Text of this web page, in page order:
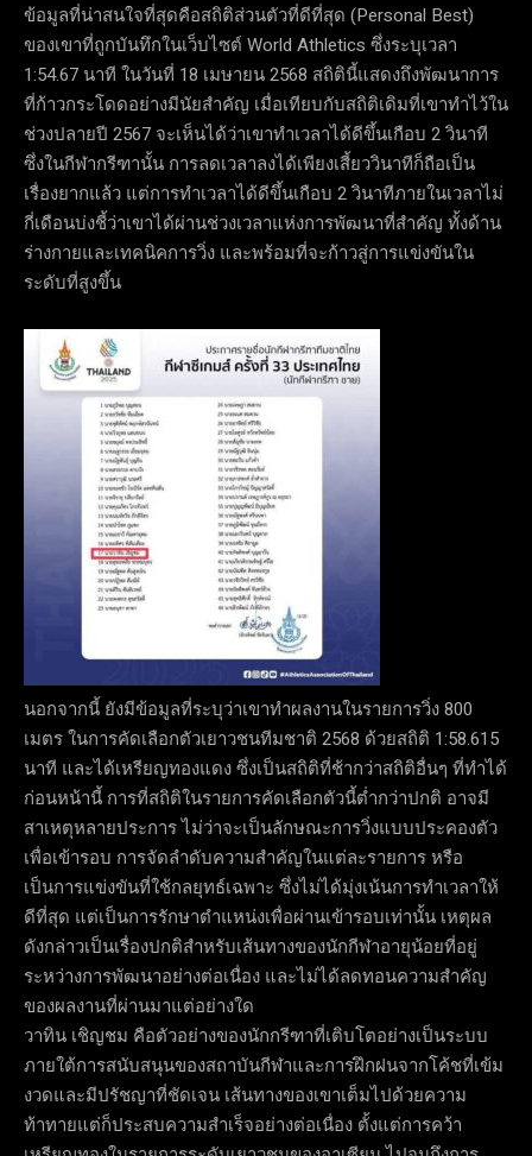
ข้อมูลที่น่าสนใจที่สุดคือสถิติส่วนตัวที่ดีที่สุด (Personal Best)
ของเขาที่ถูกบันทึกในเว็บไซต์ World Athletics ซึ่งระบุเวลา
1:54.67 นาที ในวันที่ 18 เมษายน 2568 สถิตินี้แสดงถึงพัฒนาการ
ที่ก้าวกระโดดอย่างมีนัยสำคัญ เมื่อเทียบกับสถิติเดิมที่เขาทำไว้ใน
ช่วงปลายปี 2567 จะเห็นได้ว่าเขาทำเวลาได้ดีขึ้นเกือบ 2 วินาที
ซึ่งในกีฬากรีฑานั้น การลดเวลาลงได้เพียงเสี้ยววินาทีก็ถือเป็น
เรื่องยากแล้ว แต่การทำเวลาได้ดีขึ้นเกือบ 2 วินาทีภายในเวลาไม่
กี่เดือนบ่งชี้ว่าเขาได้ผ่านช่วงเวลาแห่งการพัฒนาที่สำคัญ ทั้งด้าน
ร่างกายและเทคนิคการวิ่ง และพร้อมที่จะก้าวสู่การแข่งขันใน
ระดับที่สูงขึ้น
นอกจากนี้ ยังมีข้อมูลที่ระบุว่าเขาทำผลงานในรายการวิ่ง 800
เมตร ในการคัดเลือกตัวเยาวชนทีมชาติ 2568 ด้วยสถิติ 1:58.615
นาที และได้เหรียญทองแดง ซึ่งเป็นสถิติที่ช้ากว่าสถิติอื่นๆ ที่ทำได้
ก่อนหน้านี้ การที่สถิติในรายการคัดเลือกตัวนี้ต่ำกว่าปกติ อาจมี
สาเหตุหลายประการ ไม่ว่าจะเป็นลักษณะการวิ่งแบบประคองตัว
เพื่อเข้ารอบ การจัดลำดับความสำคัญในแต่ละรายการ หรือ
เป็นการแข่งขันที่ใช้กลยุทธ์เฉพาะ ซึ่งไม่ได้มุ่งเน้นการทำเวลาให้
ดีที่สุด แต่เป็นการรักษาตำแหน่งเพื่อผ่านเข้ารอบเท่านั้น เหตุผล
ดังกล่าวเป็นเรื่องปกติสำหรับเส้นทางของนักกีฬาอายุน้อยที่อยู่
ระหว่างการพัฒนาอย่างต่อเนื่อง และไม่ได้ลดทอนความสำคัญ
ของผลงานที่ผ่านมาแต่อย่างใด
วาทิน เชิญชม คือตัวอย่างของนักกรีฑาที่เติบโตอย่างเป็นระบบ
ภายใต้การสนับสนุนของสถาบันกีฬาและการฝึกฝนจากโค้ชที่เข้ม
งวดและมีปรัชญาที่ชัดเจน เส้นทางของเขาเต็มไปด้วยความ
ท้าทายแต่ก็ประสบความสำเร็จอย่างต่อเนื่อง ตั้งแต่การคว้า